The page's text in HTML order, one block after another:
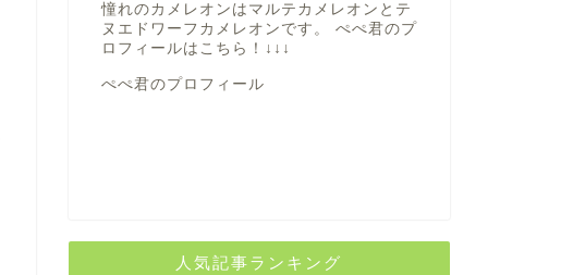
憧れのカメレオンはマルテカメレオンとテ
ヌエドワーフカメレオンです。 ぺぺ君のプ
ロフィールは こちら！ ↓↓↓
ぺぺ君のプロフィール
人気記事ランキング